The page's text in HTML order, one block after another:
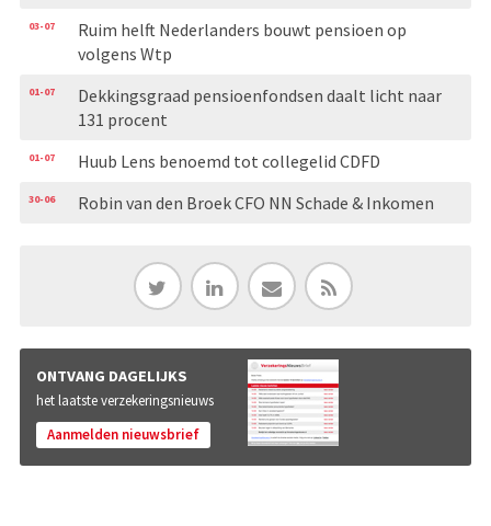
03-07
Ruim helft Nederlanders bouwt pensioen op
volgens Wtp
01-07
Dekkingsgraad pensioenfondsen daalt licht naar
131 procent
01-07 Huub Lens benoemd tot collegelid CDFD
30-06 Robin van den Broek CFO NN Schade & Inkomen
ONTVANG DAGELIJKS
het laatste verzekeringsnieuws
Aanmelden nieuwsbrief